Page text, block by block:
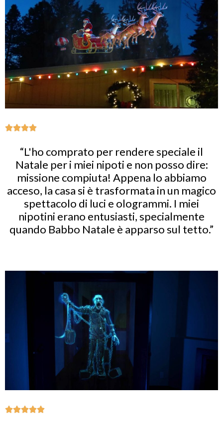
“L'ho comprato per rendere speciale il
Natale per i miei nipoti e non posso dire:
missione compiuta! Appena lo abbiamo
acceso, la casa si è trasformata in un magico
spettacolo di luci e ologrammi. I miei
nipotini erano entusiasti, specialmente
quando Babbo Natale è apparso sul tetto.”